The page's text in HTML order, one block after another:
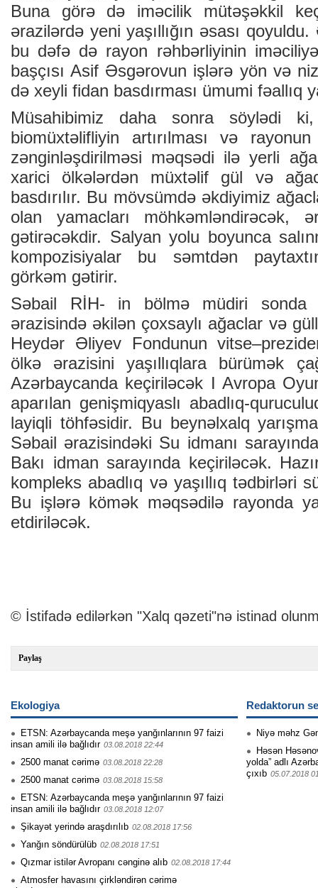
Buna görə də iməcilik mütəşəkkil
ərazilərdə yeni yaşıllığın əsası
bu dəfə də rayon rəhbərliyinin
başçısı Asif Əsgərovun işlərə yön və
də xeyli fidan basdırması ümumi fəallıq
Müsahibimiz daha sonra söylədi ki,
biomüxtəlifliyin artırılması və
zənginləşdirilməsi məqsədi ilə yerli
xarici ölkələrdən müxtəlif gül və
basdırılır. Bu mövsümdə əkdiyimiz
olan yamacları möhkəmləndirəcək,
gətirəcəkdir. Salyan yolu boyunca
kompozisiyalar bu səmtdən
görkəm gətirir.
Səbail RİH- in bölmə müdiri sonda
ərazisində əkilən çoxsaylı ağaclar və
Heydər Əliyev Fondunun
ölkə ərazisini yaşıllıqlara bürümək
Azərbaycanda keçiriləcək I Avropa
aparılan genişmiqyaslı abadlıq-
layiqli töhfəsidir. Bu beynəlxalq
Səbail ərazisindəki Su idmanı
Bakı idman sarayında keçiriləcək.
kompleks abadlıq və yaşıllıq tədbirləri
Bu işlərə kömək məqsədilə rayonda
etdiriləcək.
© İstifadə edilərkən "Xalq qəzeti"nə istinad
Paylaş
Ekologiya
ETSN: Azərbaycanda meşə yanğınlarının 97 faizi
insan amili ilə bağlıdır 03.08.2018 22:44
2500 manat cərimə 03.08.2018 22:28
2500 manat cərimə 03.08.2018 15:58
ETSN: Azərbaycanda meşə yan­ğınlarının 97 faizi
insa­n amili ilə bağlıdı­r 03.08.2018 12:07
Şikayət yerində araşdırılıb 02.08.2018 17:56
Yanğın söndürülüb 02.08.2018 17:51
Qızmar istilər Avropanı cənginə alıb 02.08.2018 17:44
Atmosfer havasını çirkləndirən cərimə
Redaktorun
Niyə məhz
Həsən
yolda” adlı
çıxıb 05.07.2018